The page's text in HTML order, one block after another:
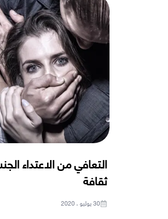
التعافي من الاعتداء
ثقافة
30 يوليو ، 2020